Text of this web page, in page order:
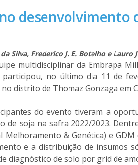
desenvolvimento
Silva, Frederico J. E. Botelho e
multidisciplinar da Embrapa
participou, no último dia 11 de
no distrito de Thomaz Gonzaga em
do evento tiveram a
de soja na safra 2022/2023.
Melhoramento & Genética) e
e a distribuição de insumos
diagnóstico de solo por grid de